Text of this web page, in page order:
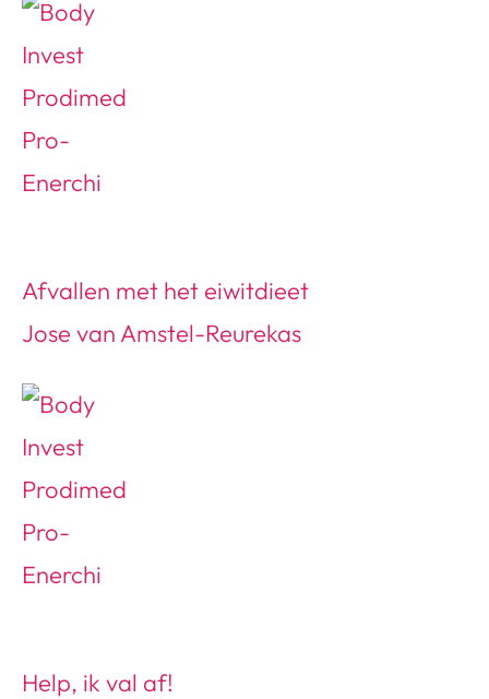
Afvallen met het eiwitdieet
Jose van Amstel-Reurekas
Help, ik val af!